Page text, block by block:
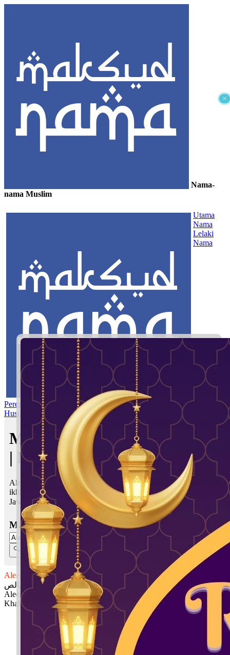
×
Nama-
nama Muslim
Utama
Nama
Lelaki
Nama
Perempuan Nama Pilihan Nama Gabungan Nama RasulAsma’ul
Husna
Mom's Club
Maksud nama Aleena Khalish
| Maksud Nama dalam Islam
Aleena Khalish bermaksud Sutera syurga, sangat lembut; Suci,
ikhlas, murni
Jawi: علينا خالص
Masukkan Nama:
Aleena Khalish
علينا خالص
Aleena: Sutera syurga, sangat lembut
Khalish: Suci, ikhlas, murni
✚ Baju Baby Custom Nama 'Aleena Khalish'